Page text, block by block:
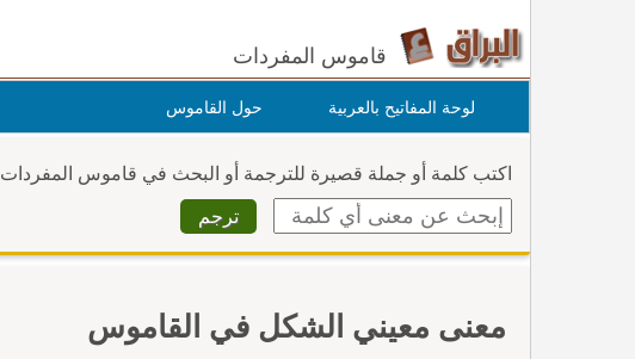
قاموس المفردات
لوحة المفاتيح بالعربية حول القاموس
اكتب كلمة أو جملة قصيرة للترجمة أو البحث في قاموس المفردات
معنى معيني الشكل في القاموس